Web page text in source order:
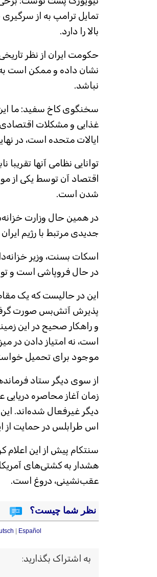
تمایل ترامپ به از
بالا را دارد.
حکومت ایران از نظر
نشان داده و ممکن است به
نباشد.
سخنگوی کاخ سفید: ما این
غذایی و مشکلات
ایالات متحده است، در
توانایی نظامی آنها
اقتصاد آن توسط یکی از
شدن است.
در همین حال وزارت
جدیدی مرتبط با رژیم
اسکات بسنت، وزیر
در حال فروپاشی است و
این در حالیست که یک
پذیرش آتش‌بس صورت
و راهکار صحیح در این
است، نه امتیاز دادن در
موجود برای تحمیل
از سوی دیگر ستاد
دیگر غیرفعال شده‌اند.
اس طرابلس در حمایت از
سنتکام پیش از این اعلام
هشدار به کشتی‌های
عقب‌نشینی، دروغ است.
نظر شما چیست؟
Español
به اشتراک بگذارید: